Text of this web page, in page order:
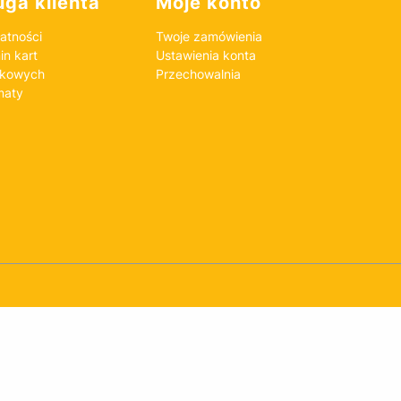
kart
Twoje zamówienia
Ustawienia konta
Przechowalnia